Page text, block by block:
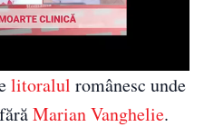
litoralul românesc unde
Marian Vanghelie.